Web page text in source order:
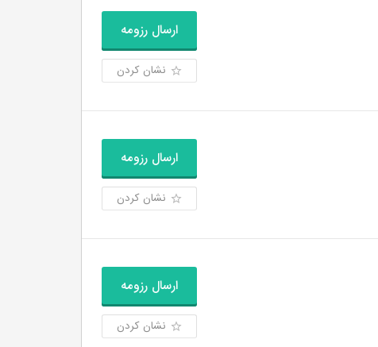
ارسال رزومه
نشان کردن
ارسال رزومه
نشان کردن
ارسال رزومه
نشان کردن